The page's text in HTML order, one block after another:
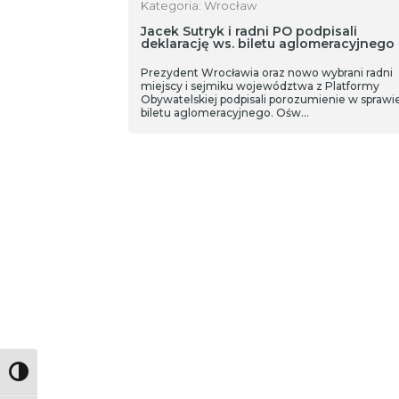
Toggle High Contrast
Kategoria: Wrocław
Jacek Sutryk i radni PO podpisali
deklarację ws. biletu aglomeracyjnego
Prezydent Wrocławia oraz nowo wybrani radni
miejscy i sejmiku województwa z Platformy
Obywatelskiej podpisali porozumienie w
biletu aglomeracyjnego. Ośw…